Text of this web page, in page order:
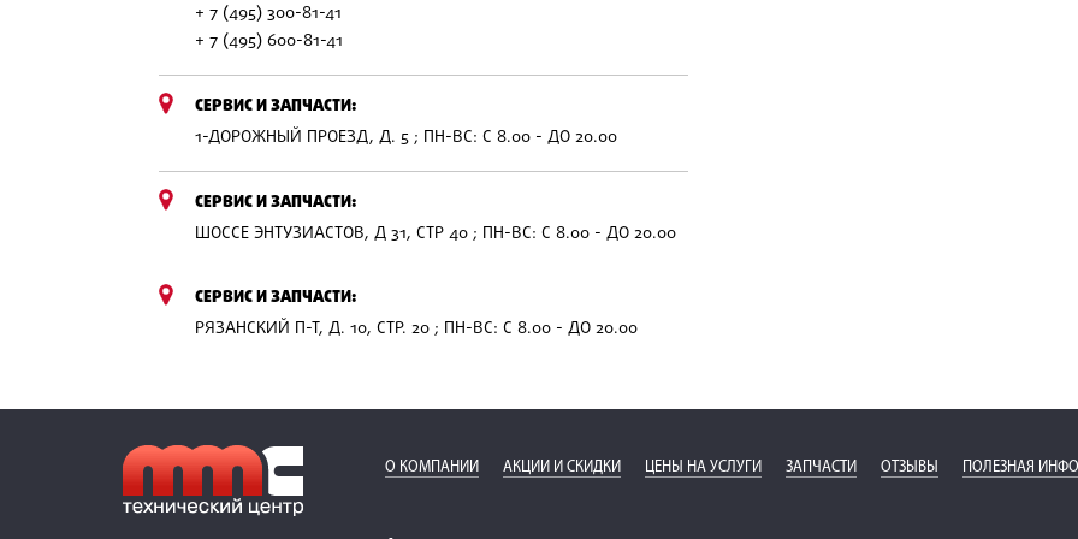
+ 7 (495) 300-81-41
+ 7 (495) 600-81-41
СЕРВИС И ЗАПЧАСТИ:
1-ДОРОЖНЫЙ ПРОЕЗД, Д. 5 ; ПН-ВС: С 8.00 - ДО 20.00
СЕРВИС И ЗАПЧАСТИ:
ШОССЕ ЭНТУЗИАСТОВ, Д 31, СТР 40 ; ПН-ВС: С 8.00 - ДО 20.00
СЕРВИС И ЗАПЧАСТИ:
РЯЗАНСКИЙ П-Т, Д. 10, СТР. 20 ; ПН-ВС: С 8.00 - ДО 20.00
О КОМПАНИИ АКЦИИ И СКИДКИ ЦЕНЫ НА УСЛУГИ ЗАПЧАСТИ ОТЗЫВЫ ПОЛЕЗНАЯ